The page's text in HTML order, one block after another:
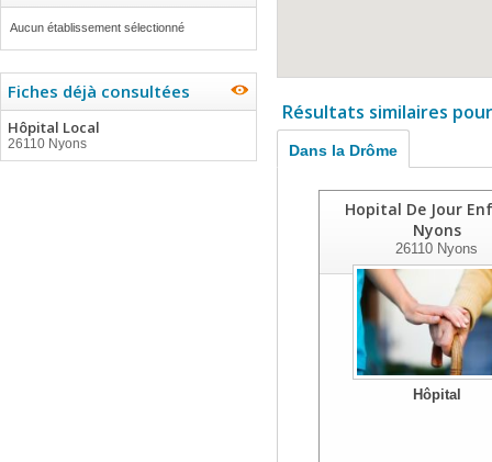
Aucun établissement sélectionné
Fiches déjà consultées
Hôpital Local
26110 Nyons
Résultats similaires
Dans la Drôme
Hopital De Jour
Nyons
26110 Nyons
Hôpital